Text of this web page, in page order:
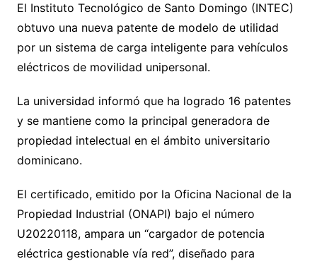
El Instituto Tecnológico de Santo Domingo (INTEC)
obtuvo una nueva patente de modelo de utilidad
por un sistema de carga inteligente para vehículos
eléctricos de movilidad unipersonal.
La universidad informó que ha logrado 16 patentes
y se mantiene como la principal generadora de
propiedad intelectual en el ámbito universitario
dominicano.
El certificado, emitido por la Oficina Nacional de la
Propiedad Industrial (ONAPI) bajo el número
U20220118, ampara un “cargador de potencia
eléctrica gestionable vía red”, diseñado para